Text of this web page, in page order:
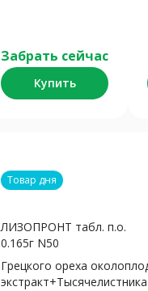
Забрать сейчас
Купить
Товар дня
ЛИЗОПРОНТ табл. п.о.
0.165г N50
Грецкого ореха